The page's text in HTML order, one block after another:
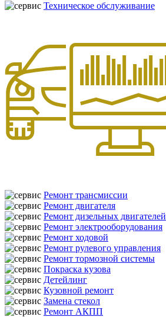
Техническое обслуживание
Ремонт трансмиссии
Ремонт двигателя
Ремонт дизельных двигателей
Ремонт электрооборудования
Ремонт ходовой
Ремонт рулевого управления
Ремонт тормозной системы
Покраска кузова
Детейлинг
Кузовной ремонт
Замена стекол
Ремонт АКПП